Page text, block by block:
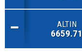
ALTIN
6659.71